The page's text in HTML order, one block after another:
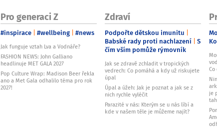
Pro generaci Z
#inspirace #wellbeing #news
Jak funguje vztah Lva a Vodnáře?
FASHION NEWS: John Galliano
headlinuje MET GALA 2027
Pop Culture Wrap: Madison Beer řekla
ano a Met Gala odhalilo téma pro rok
2027!
Zdraví
Podpořte dětskou imunitu
Babské rady proti nachlazení S
čím vším pomůže rýmovník
Jak se zdravě zchladit v tropických
vedrech: Co pomáhá a kdy už riskujete
úpal
Úpal a úžeh: Jak je poznat a jak se z
nich rychle vyléčit
Parazité v nás: Kterým se u nás líbí a
kde v našem těle je můžeme najít?
je